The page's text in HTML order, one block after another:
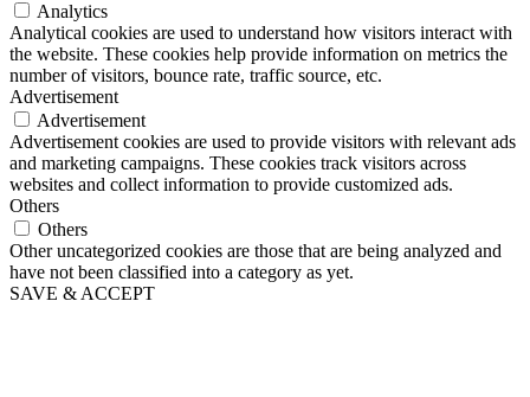
Analytics
Analytical cookies are used to understand how visitors interact with
the website. These cookies help provide information on metrics the
number of visitors, bounce rate, traffic source, etc.
Advertisement
Advertisement
Advertisement cookies are used to provide visitors with relevant ads
and marketing campaigns. These cookies track visitors across
websites and collect information to provide customized ads.
Others
Others
Other uncategorized cookies are those that are being analyzed and
have not been classified into a category as yet.
SAVE & ACCEPT